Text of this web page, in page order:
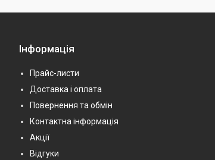
Інформація
Прайс-листи
Доставка і оплата
Повернення та обмін
Контактна інформація
Акції
Відгуки